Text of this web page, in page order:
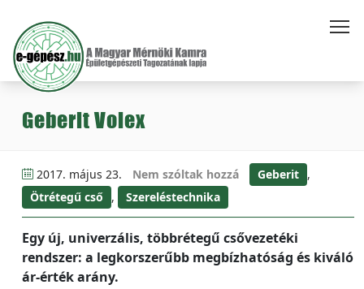
Geberit Volex
2017. május 23. Nem szóltak hozzá Geberit ,
Ötrétegű cső , Szereléstechnika
Egy új, univerzális, többrétegű csővezetéki
rendszer: a legkorszerűbb megbízhatóság és kiváló
ár-érték arány.